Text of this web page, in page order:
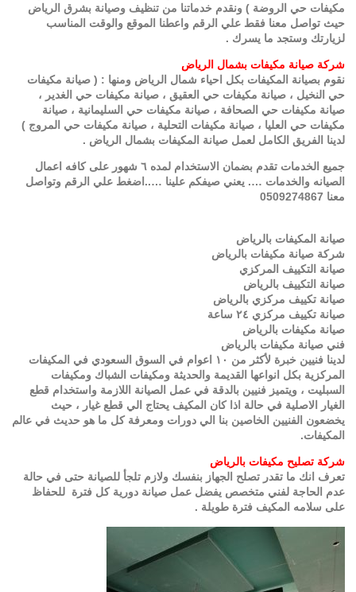
مكيفات حي الروضة ) ونقدم خدماتنا من تنظيف وصيانة بشرق الرياض
حيث تواصل معنا فقط علي الرقم واعطنا الموقع والوقت المناسب
لزيارتك وستجد ما يسرك .
شركة صيانة مكيفات بشمال الرياض
نقوم بصيانة المكيفات بكل احياء شمال الرياض ومنها : ( صيانة مكيفات
حي النخيل ، صيانة مكيفات حي العقيق ، صيانة مكيفات حي الغدير ،
صيانة مكيفات حي الصحافة ، صيانة مكيفات حي السليمانية ، صيانة
مكيفات حي العليا ، صيانة مكيفات التحلية ، صيانة مكيفات حي المروج )
لدينا الفريق الكامل لعمل صيانة المكيفات بشمال الرياض .
جميع الخدمات تقدم بضمان الاستخدام لمده ٦ شهور على كافه اعمال
الصيانه والخدمات …. يعني صيفكم علينا …..اضغط علي الرقم وتواصل
معنا 0509274867
صيانة المكيفات بالرياض
شركة صيانة مكيفات بالرياض
صيانة التكييف المركزي
صيانة التكييف بالرياض
صيانة تكييف مركزي بالرياض
صيانة تكييف مركزي ٢٤ ساعة
صيانة مكيفات بالرياض
فني صيانة مكيفات بالرياض
لدينا فنيين خبرة لأكثر من ١٠ اعوام في السوق السعودي في المكيفات
المركزية بكل انواعها القديمة والحديثة ومكيفات الشباك ومكيفات
السبليت ، ويتميز فنيين بالدقة في عمل الصيانة اللازمة واستخدام قطع
الغيار الاصلية في حالة اذا كان المكيف يحتاج الي قطع غيار ، حيث
يخضعون الفنيين الخاصين بنا الي دورات ومعرفة كل ما هو حديث في عالم
المكيفات.
شركة تصليح مكيفات بالرياض
تعرف انك ما تقدر تصلح الجهاز بنفسك ولازم تلجأ للصيانة حتى في حالة
عدم الحاجة لفني متخصص يفضل عمل صيانة دورية كل فترة للحفاظ
على سلامه المكيف فترة طويلة .